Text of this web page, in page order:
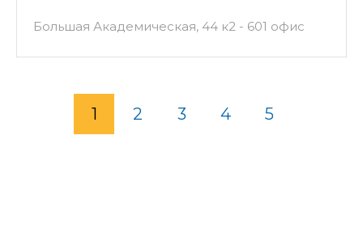
Большая Академическая, 44 к2 - 601 офис
1 2 3 4 5